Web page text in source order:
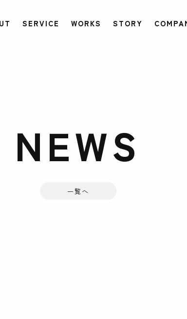
SERVICE WORKS STORY
NEWS
一覧へ